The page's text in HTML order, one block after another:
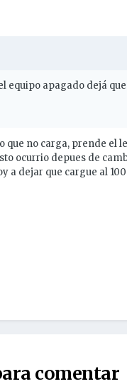
equipo apagado dejá
no carga, prende el
ocurrio depues de
a dejar que cargue al
comentar